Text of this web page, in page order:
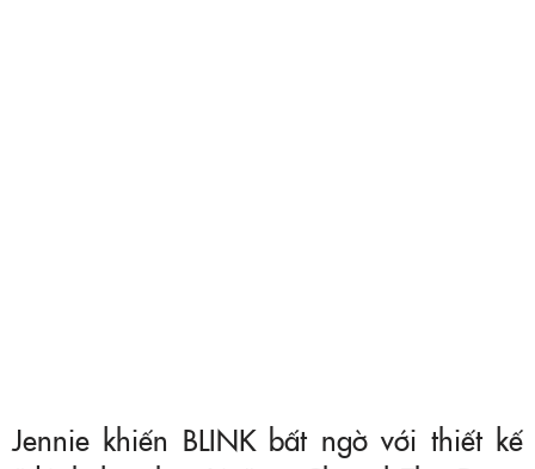
Jennie khiến BLINK bất ngờ với thiết kế